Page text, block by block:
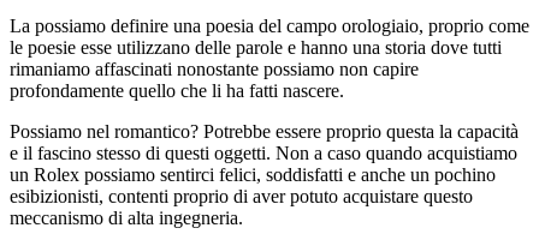
La possiamo definire una poesia del campo orologiaio, proprio come
le poesie esse utilizzano delle parole e hanno una storia dove tutti
rimaniamo affascinati nonostante possiamo non capire
profondamente quello che li ha fatti nascere.
Possiamo nel romantico? Potrebbe essere proprio questa la capacità
e il fascino stesso di questi oggetti. Non a caso quando acquistiamo
un Rolex possiamo sentirci felici, soddisfatti e anche un pochino
esibizionisti, contenti proprio di aver potuto acquistare questo
meccanismo di alta ingegneria.